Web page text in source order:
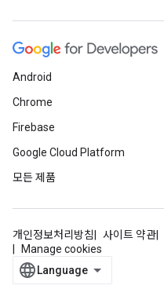
Android
Chrome
Firebase
Google Cloud Platform
모든 제품
개인정보처리방침 사이트 약관
Manage cookies